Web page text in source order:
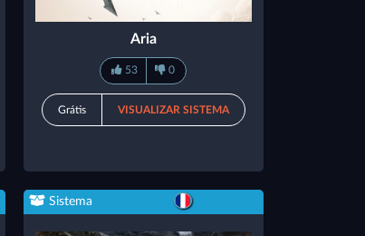
Aria
53 0
Grátis VISUALIZAR SISTEMA
Sistema